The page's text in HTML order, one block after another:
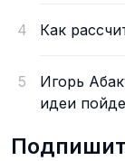
4 Как
5
Игорь
идеи